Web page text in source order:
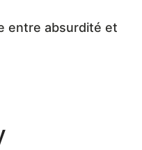
entre absurdité et